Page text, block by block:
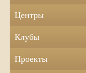
Центры
Клубы
Проекты